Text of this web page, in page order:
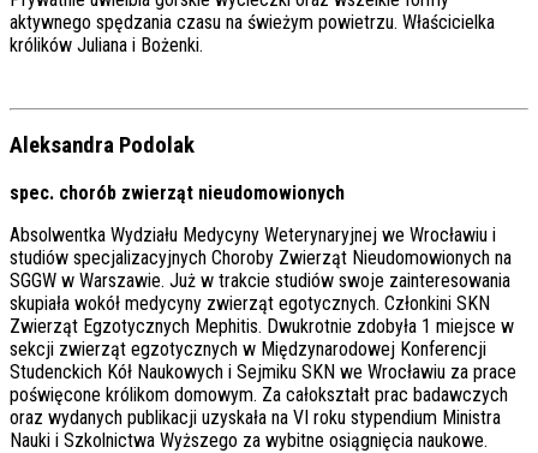
aktywnego spędzania czasu na świeżym powietrzu. Właścicielka
królików Juliana i Bożenki.
Aleksandra Podolak
spec. chorób zwierząt nieudomowionych
Absolwentka Wydziału Medycyny Weterynaryjnej we Wrocławiu i
studiów specjalizacyjnych Choroby Zwierząt Nieudomowionych na
SGGW w Warszawie. Już w trakcie studiów swoje zainteresowania
skupiała wokół medycyny zwierząt egotycznych. Członkini SKN
Zwierząt Egzotycznych Mephitis. Dwukrotnie zdobyła 1 miejsce w
sekcji zwierząt egzotycznych w Międzynarodowej Konferencji
Studenckich Kół Naukowych i Sejmiku SKN we Wrocławiu za prace
poświęcone królikom domowym. Za całokształt prac badawczych
oraz wydanych publikacji uzyskała na VI roku stypendium Ministra
Nauki i Szkolnictwa Wyższego za wybitne osiągnięcia naukowe.